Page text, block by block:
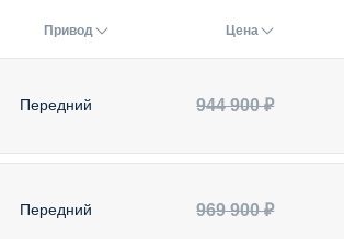
Привод Цена
Передний 944 900 ₽
Передний 969 900 ₽